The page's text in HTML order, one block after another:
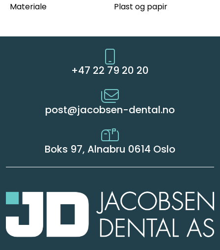
Materiale
Plast og papir
+47 22 79 20 20
post@jacobsen-dental.no
Boks 97, Alnabru 0614 Oslo